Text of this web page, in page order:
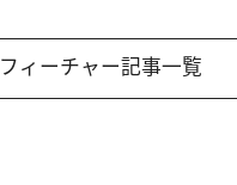
フィーチャー記事一覧